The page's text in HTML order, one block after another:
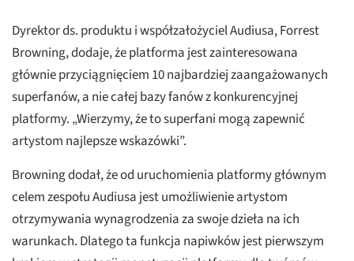
Dyrektor ds. produktu i współzałożyciel Audiusa, Forrest
Browning, dodaje, że platforma jest zainteresowana
głównie przyciągnięciem 10 najbardziej zaangażowanych
superfanów, a nie całej bazy fanów z konkurencyjnej
platformy. „Wierzymy, że to superfani mogą zapewnić
artystom najlepsze wskazówki”.
Browning dodał, że od uruchomienia platformy głównym
celem zespołu Audiusa jest umożliwienie artystom
otrzymywania wynagrodzenia za swoje dzieła na ich
warunkach. Dlatego ta funkcja napiwków jest pierwszym